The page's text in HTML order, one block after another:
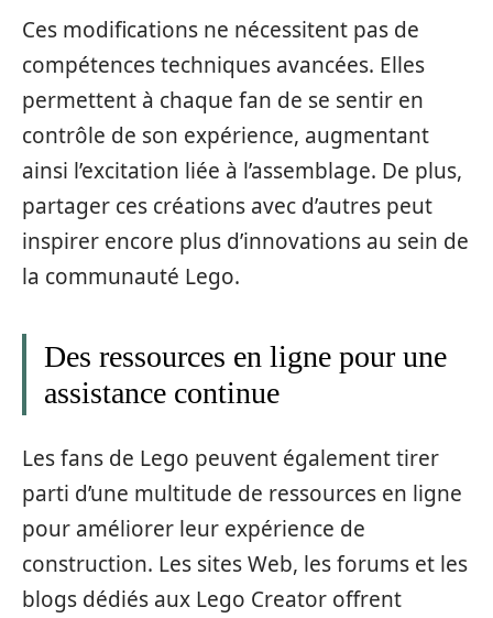
Ces modifications ne nécessitent pas de
compétences techniques avancées. Elles
permettent à chaque fan de se sentir en
contrôle de son expérience, augmentant
ainsi l’excitation liée à l’assemblage. De plus,
partager ces créations avec d’autres peut
inspirer encore plus d’innovations au sein de
la communauté Lego.
Des ressources en ligne pour une
assistance continue
Les fans de Lego peuvent également tirer
parti d’une multitude de ressources en ligne
pour améliorer leur expérience de
construction. Les sites Web, les forums et les
blogs dédiés aux Lego Creator offrent